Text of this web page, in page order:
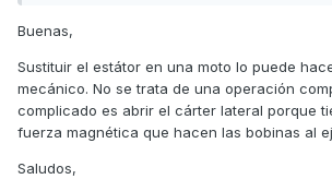
Buenas,
Sustituir el estátor en una moto lo puede
mecánico. No se trata de una operación
complicado es abrir el cárter lateral porque
fuerza magnética que hacen las bobinas al
Saludos,